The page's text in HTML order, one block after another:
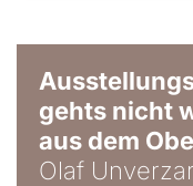
gehts nicht
aus dem
Olaf